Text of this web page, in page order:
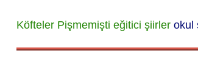
Köfteler Pişmemişti eğitici şiirler okul